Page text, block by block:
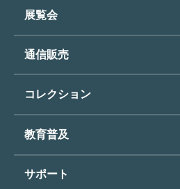
ご利用案内トップ
開館時間・休館日
アクセス
団体のご利用について
バリアフリー／小さなお子様
展覧会
展覧会・イベントトップ
次回の展覧会
展覧会スケジュール
過去の展覧会
通信販売
通信販売トップ
コレクション
コレクショントップ
東郷青児
教育普及
教育普及トップ
サポート